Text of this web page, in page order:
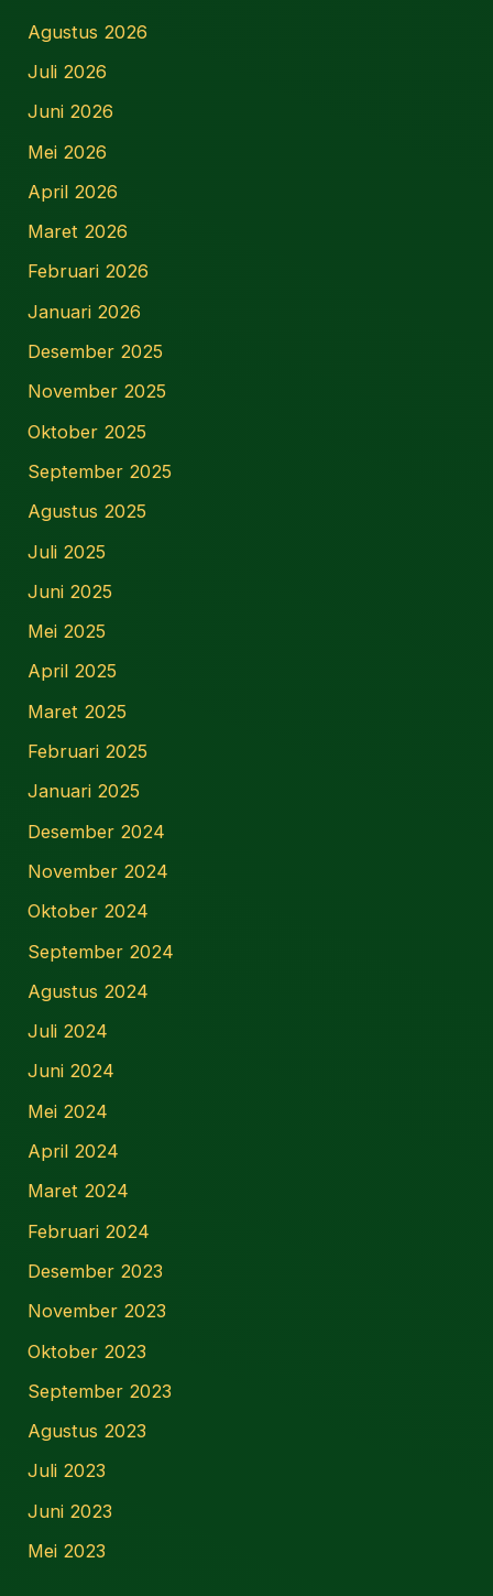
Agustus 2026
Juli 2026
Juni 2026
Mei 2026
April 2026
Maret 2026
Februari 2026
Januari 2026
Desember 2025
November 2025
Oktober 2025
September 2025
Agustus 2025
Juli 2025
Juni 2025
Mei 2025
April 2025
Maret 2025
Februari 2025
Januari 2025
Desember 2024
November 2024
Oktober 2024
September 2024
Agustus 2024
Juli 2024
Juni 2024
Mei 2024
April 2024
Maret 2024
Februari 2024
Desember 2023
November 2023
Oktober 2023
September 2023
Agustus 2023
Juli 2023
Juni 2023
Mei 2023